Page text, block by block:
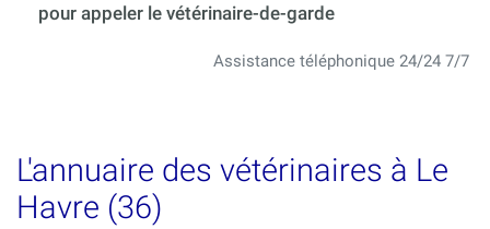
pour appeler le vétérinaire-de-garde
Assistance téléphonique 24/24 7/7
L'annuaire des vétérinaires à Le
Havre (36)